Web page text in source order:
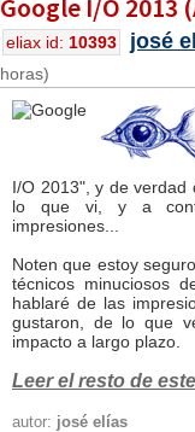
Google I/O 2013
eliax id: 10393 josé
horas)
I/O 2013", y de verdad
lo que vi, y a
impresiones...
Noten que estoy
técnicos minuciosos
hablaré de las
gustaron, de lo que
impacto a largo plazo.
Leer el resto de
autor: josé elías